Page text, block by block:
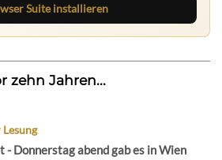
Suite installieren
zehn Jahren...
Donnerstag abend gab es in Wien